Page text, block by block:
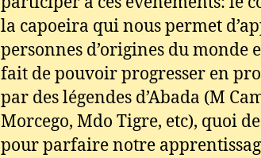
la capoeira qui nous permet
personnes d’origines du monde
fait de pouvoir progresser en
par des légendes d’Abada (M
Morcego, Mdo Tigre, etc), quoi
pour parfaire notre